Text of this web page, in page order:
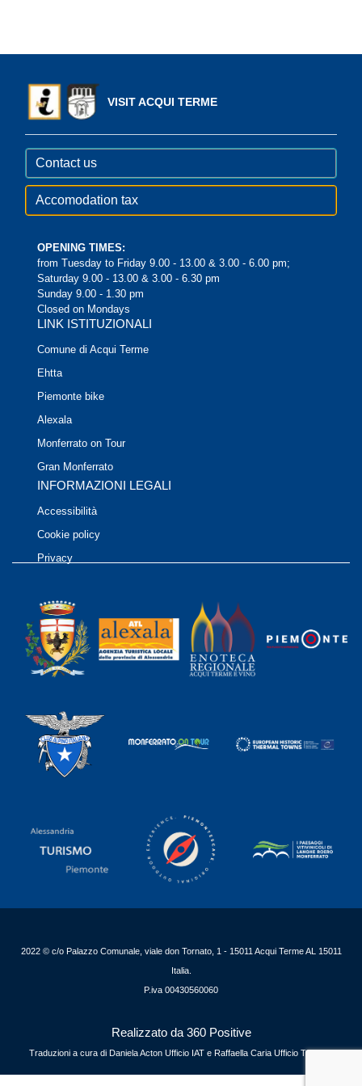
VISIT ACQUI TERME
Contact us
Accomodation tax
OPENING TIMES:
from Tuesday to Friday 9.00 - 13.00 & 3.00 - 6.00 pm;
Saturday 9.00 - 13.00 & 3.00 - 6.30 pm
Sunday 9.00 - 1.30 pm
Closed on Mondays
LINK ISTITUZIONALI
Comune di Acqui Terme
Ehtta
Piemonte bike
Alexala
Monferrato on Tour
Gran Monferrato
INFORMAZIONI LEGALI
Accessibilità
Cookie policy
Privacy
2022 © c/o Palazzo Comunale, viale don Tornato, 1 - 15011 Acqui Terme AL 15011
Italia.
P.iva 00430560060
Realizzato da 360 Positive
Traduzioni a cura di Daniela Acton Ufficio IAT e Raffaella Caria Ufficio Turismo